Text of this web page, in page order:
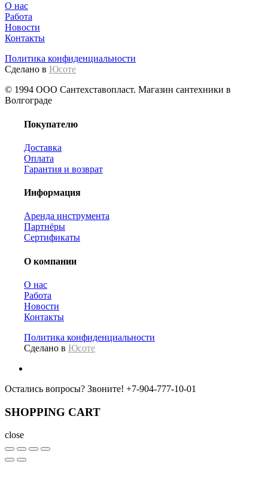
О нас
Работа
Новости
Контакты
Политика конфиденциальности
Сделано в Юсоте
© 1994 ООО Сантехставопласт. Магазин сантехники в
Волгограде
Покупателю
Доставка
Оплата
Гарантия и возврат
Информация
Аренда инструмента
Партнёры
Сертификаты
О компании
О нас
Работа
Новости
Контакты
Политика конфиденциальности
Сделано в Юсоте
Остались вопросы? Звоните! +7-904-777-10-01
SHOPPING CART
close